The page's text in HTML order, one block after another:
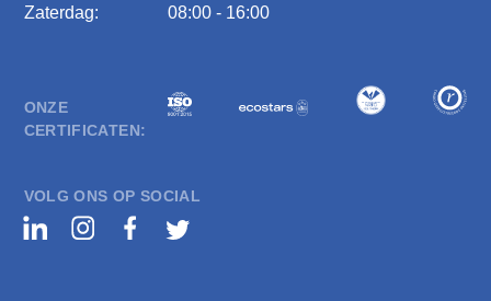
Zaterdag:
08:00 - 16:00
ONZE
CERTIFICATEN:
VOLG ONS OP SOCIAL